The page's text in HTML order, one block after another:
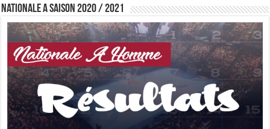
Nationale A saison 2020 / 2021